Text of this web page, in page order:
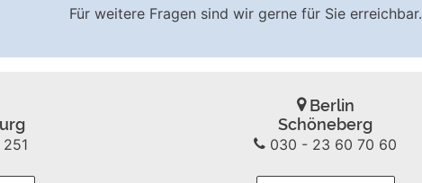
Für weitere Fragen sind wir gerne für Sie erreichbar.
Berlin
Schöneberg
030 - 23 60 70 60